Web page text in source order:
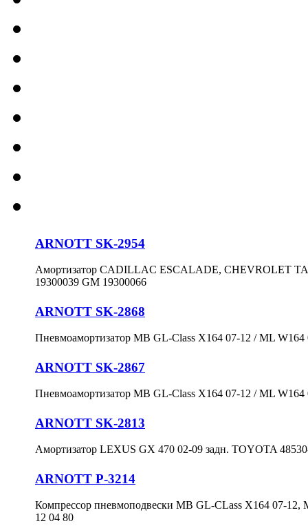
ARNOTT SK-2954
Амортизатор CADILLAC ESCALADE, CHEVROLET
19300039 GM 19300066
ARNOTT SK-2868
Пневмоамортизатор MB GL-Class X164 07-12 / ML W164
ARNOTT SK-2867
Пневмоамортизатор MB GL-Class X164 07-12 / ML
ARNOTT SK-2813
Амортизатор LEXUS GX 470 02-09 задн. TOYOTA
ARNOTT P-3214
Компрессор пневмоподвески MB GL-CLass X164 07-12,
12 04 80